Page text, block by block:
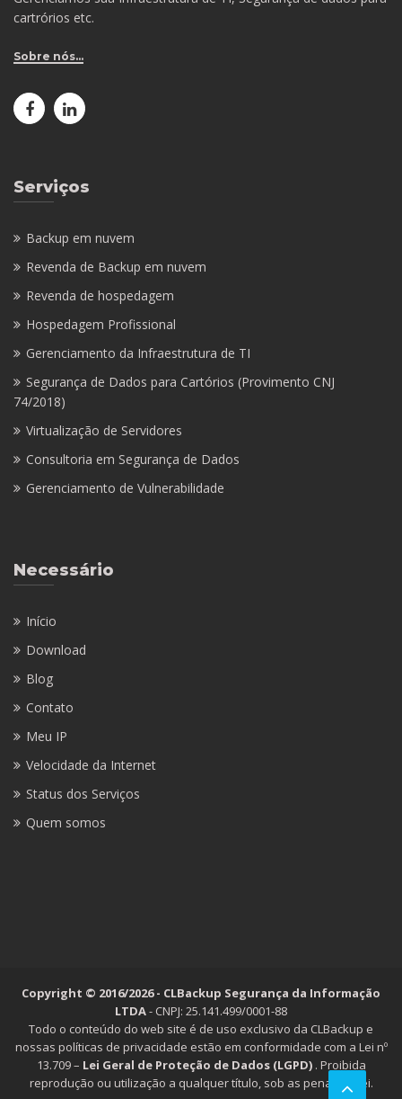
cartrórios etc.
Sobre nós...
Serviços
Backup em nuvem
Revenda de Backup em nuvem
Revenda de hospedagem
Hospedagem Profissional
Gerenciamento da Infraestrutura de TI
Segurança de Dados para Cartórios (Provimento CNJ
74/2018)
Virtualização de Servidores
Consultoria em Segurança de Dados
Gerenciamento de Vulnerabilidade
Necessário
Início
Download
Blog
Contato
Meu IP
Velocidade da Internet
Status dos Serviços
Quem somos
Copyright © 2016/2026 - CLBackup Segurança da Informação
LTDA- CNPJ: 25.141.499/0001-88
Todo o conteúdo do web site é de uso exclusivo da CLBackup e
nossas políticas de privacidade estão em conformidade com a Lei nº
13.709 – Lei Geral de Proteção de Dados (LGPD). Proibida
reprodução ou utilização a qualquer título, sob as penas da lei.